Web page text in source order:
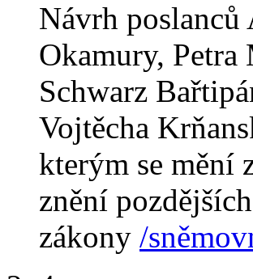
Návrh
Okamury,
Schwarz
Vojtěcha
kterým se mění
znění
zákony /